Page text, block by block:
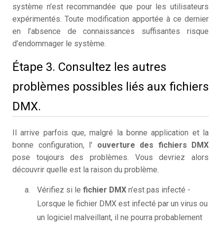
système n’est recommandée que pour les utilisateurs
expérimentés. Toute modification apportée à ce dernier
en l’absence de connaissances suffisantes risque
d’endommager le système.
Étape 3. Consultez les autres
problèmes possibles liés aux fichiers
DMX.
Il arrive parfois que, malgré la bonne application et la
bonne configuration, l' ouverture des fichiers DMX
pose toujours des problèmes. Vous devriez alors
découvrir quelle est la raison du problème.
Vérifiez si le fichier DMX n’est pas infecté -
Lorsque le fichier DMX est infecté par un virus ou
un logiciel malveillant, il ne pourra probablement